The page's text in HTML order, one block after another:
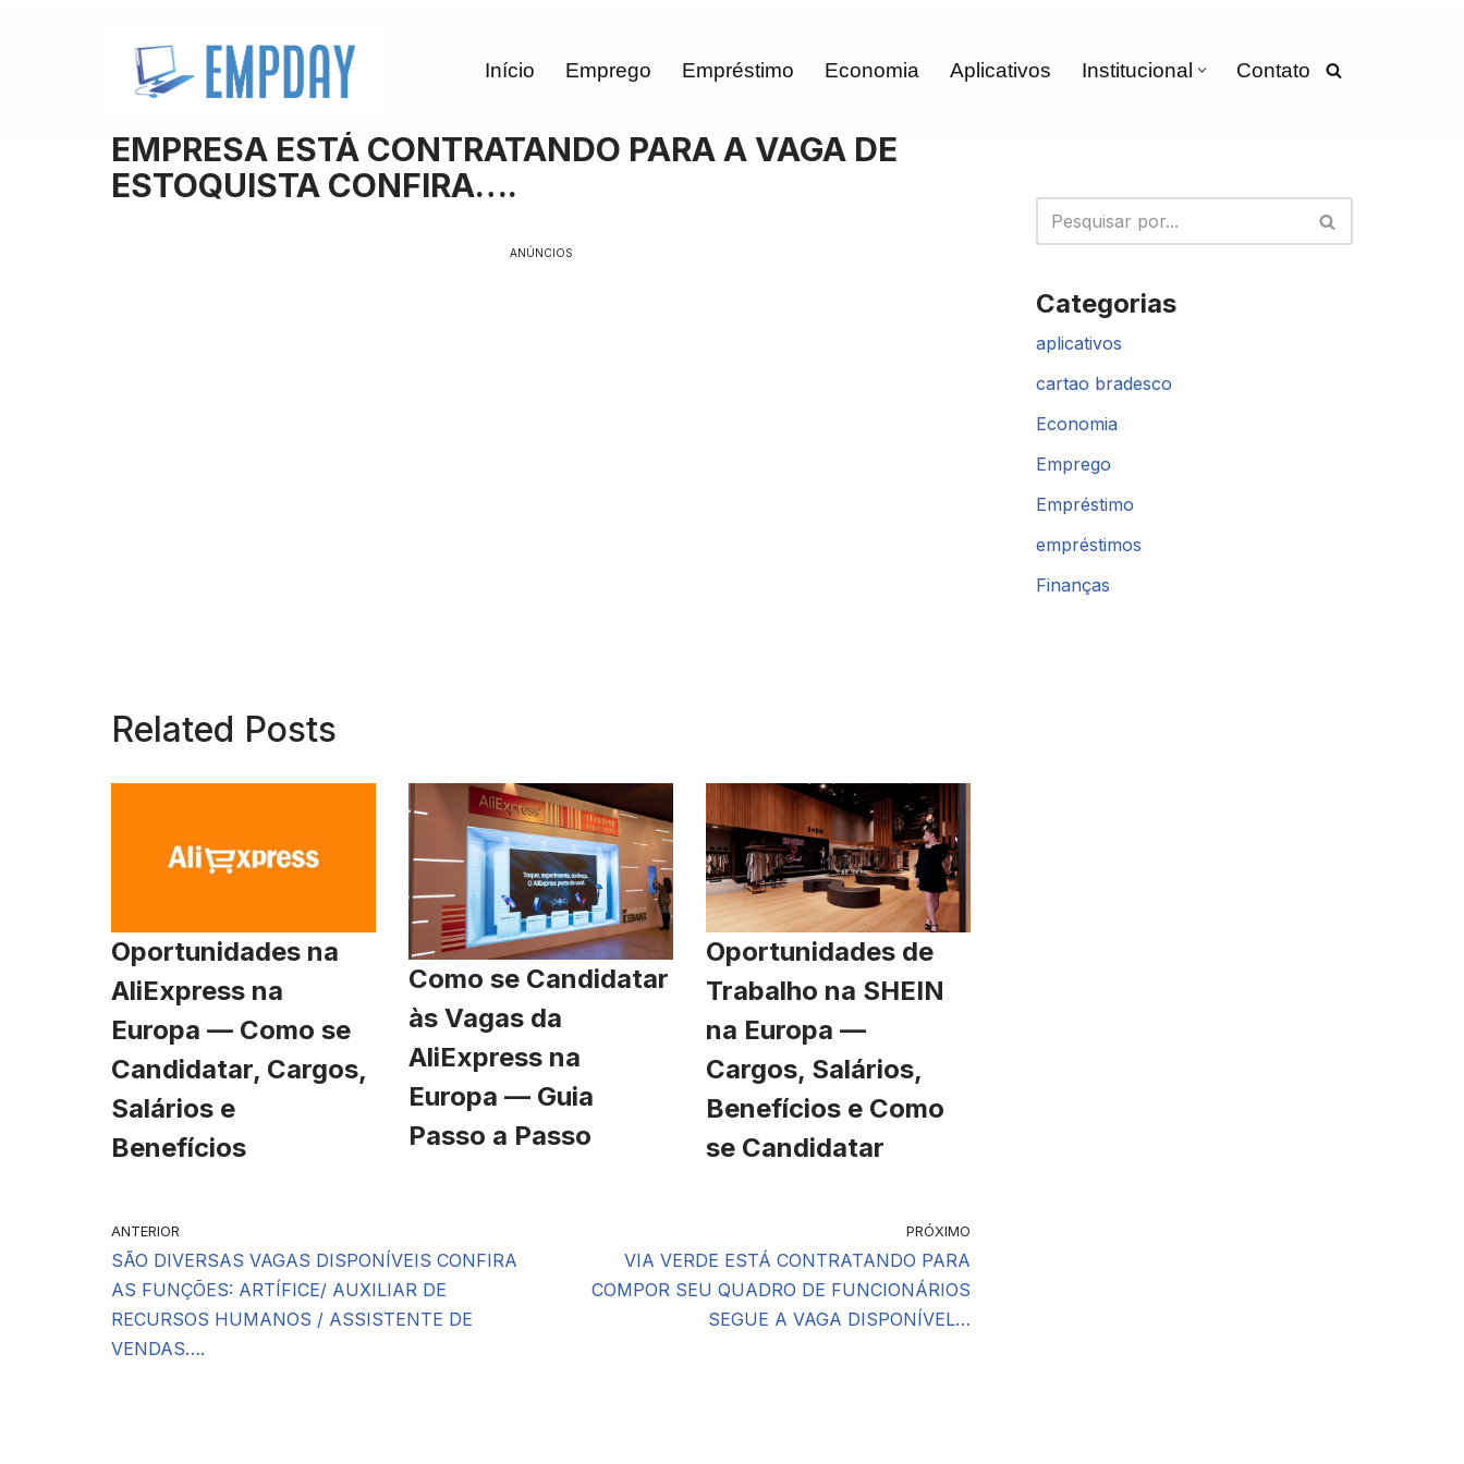
Início Emprego Empréstimo Economia Aplicativos Institucional Contato
EMPRESA ESTÁ CONTRATANDO PARA A VAGA DE
ESTOQUISTA CONFIRA….
ANÚNCIOS
Related Posts
Oportunidades na
AliExpress na
Europa — Como se
Candidatar, Cargos,
Salários e
Benefícios
Como se Candidatar
às Vagas da
AliExpress na
Europa — Guia
Passo a Passo
Oportunidades de
Trabalho na SHEIN
na Europa —
Cargos, Salários,
Benefícios e Como
se Candidatar
ANTERIOR
SÃO DIVERSAS VAGAS DISPONÍVEIS CONFIRA
AS FUNÇÕES: ARTÍFICE/ AUXILIAR DE
RECURSOS HUMANOS / ASSISTENTE DE
VENDAS….
PRÓXIMO
VIA VERDE ESTÁ CONTRATANDO PARA
COMPOR SEU QUADRO DE FUNCIONÁRIOS
SEGUE A VAGA DISPONÍVEL…
Categorias
aplicativos
cartao bradesco
Economia
Emprego
Empréstimo
empréstimos
Finanças